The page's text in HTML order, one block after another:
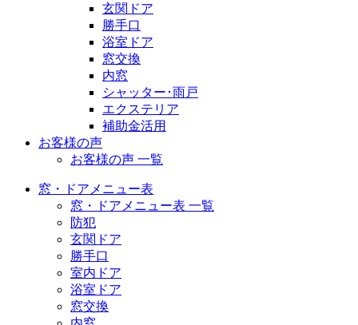
玄関ドア
勝手口
浴室ドア
窓交換
内窓
シャッター･雨戸
エクステリア
補助金活用
お客様の声
お客様の声 一覧
窓・ドアメニュー表
窓・ドアメニュー表 一覧
防犯
玄関ドア
勝手口
室内ドア
浴室ドア
窓交換